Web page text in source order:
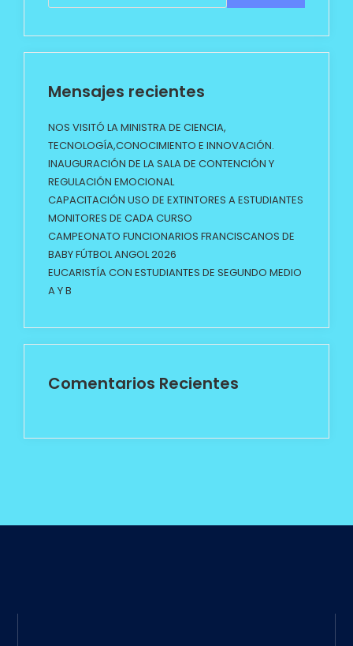
Mensajes recientes
NOS VISITÓ LA MINISTRA DE CIENCIA,
TECNOLOGÍA,CONOCIMIENTO E INNOVACIÓN.
INAUGURACIÓN DE LA SALA DE CONTENCIÓN Y
REGULACIÓN EMOCIONAL
CAPACITACIÓN USO DE EXTINTORES A ESTUDIANTES
MONITORES DE CADA CURSO
CAMPEONATO FUNCIONARIOS FRANCISCANOS DE
BABY FÚTBOL ANGOL 2026
EUCARISTÍA CON ESTUDIANTES DE SEGUNDO MEDIO
A Y B
Comentarios Recientes